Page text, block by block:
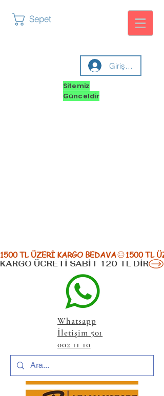
Sepet
Giriş yap
Sitemiz
Günceldir
1500 TL ÜZERİ KARGO BEDAVA
KARGO ÜCRETİ SABİT 120 TL DİR
Whatsapp
İletişim 501
002 11 10